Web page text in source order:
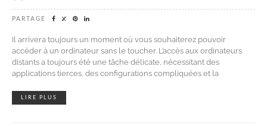
PARTAGE
Il arrivera toujours un moment où vous souhaiterez pouvoir
accéder à un ordinateur sans le toucher. L’accès aux ordinateurs
distants a toujours été une tâche délicate, nécessitant des
applications tierces, des configurations compliquées et la
LIRE PLUS